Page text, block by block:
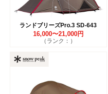
ランドブリーズPro.3 SD-643
16,000〜21,000円
（ランク：）